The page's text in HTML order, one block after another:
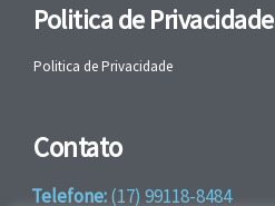
Politica de Privacidade
Politica de Privacidade
Contato
Telefone:(17) 99118-8484